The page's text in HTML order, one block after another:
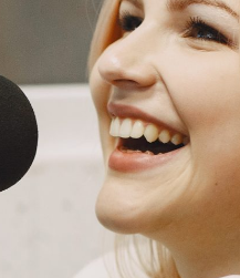
MARKETING KONTAKT